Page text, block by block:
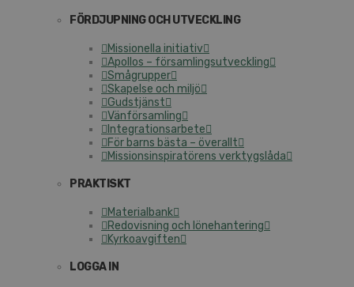
FÖRDJUPNING OCH UTVECKLING
Missionella initiativ
Apollos – församlingsutveckling
Smågrupper
Skapelse och miljö
Gudstjänst
Vänförsamling
Integrationsarbete
För barns bästa – överallt
Missionsinspiratörens verktygslåda
PRAKTISKT
Materialbank
Redovisning och lönehantering
Kyrkoavgiften
LOGGA IN